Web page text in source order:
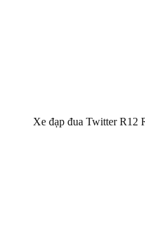
Xe đạp đua Twitter R12